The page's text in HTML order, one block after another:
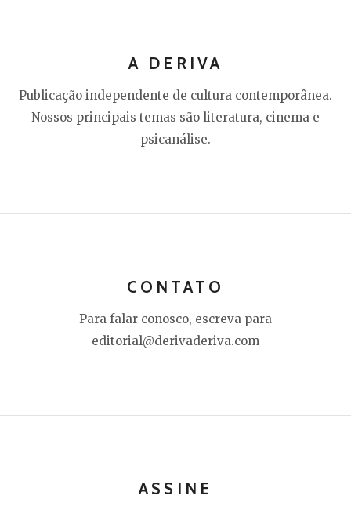
A DERIVA
Publicação independente de cultura contemporânea.
Nossos principais temas são literatura, cinema e
psicanálise.
CONTATO
Para falar conosco, escreva para
editorial@derivaderiva.com
ASSINE